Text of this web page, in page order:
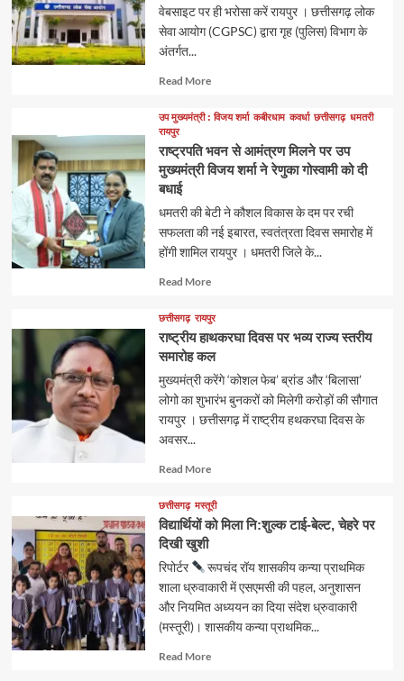
वेबसाइट पर ही भरोसा करें रायपुर । छत्तीसगढ़ लोक
सेवा आयोग (CGPSC) द्वारा गृह (पुलिस) विभाग के
अंतर्गत...
Read MoreRead
about
उप मुख्यमंत्री : विजय शर्मा कबीरधाम कवर्धा छत्तीसगढ़ धमतरी
रायपुर
राष्ट्रपति भवन से आमंत्रण मिलने पर उप
मुख्यमंत्री विजय शर्मा ने रेणुका गोस्वामी को दी
बधाई
धमतरी की बेटी ने कौशल विकास के दम पर रची
सफलता की नई इबारत, स्वतंत्रता दिवस समारोह में
होंगी शामिल रायपुर । धमतरी जिले के...
Read MoreRead
about
छत्तीसगढ़ रायपुर
राष्ट्रीय हाथकरघा दिवस पर भव्य राज्य स्तरीय
समारोह कल
मुख्यमंत्री करेंगे ‘कोशल फेब’ ब्रांड और ‘बिलासा’
लोगो का शुभारंभ बुनकरों को मिलेगी करोड़ों की सौगात
रायपुर । छत्तीसगढ़ में राष्ट्रीय हथकरघा दिवस के
अवसर...
Read MoreRead
about
छत्तीसगढ़ मस्तूरी
विद्यार्थियों को मिला नि:शुल्क टाई-बेल्ट, चेहरे पर
दिखी खुशी
रिपोर्टर
रूपचंद रॉय शासकीय कन्या प्राथमिक
शाला ध्रुवाकारी में एसएमसी की पहल, अनुशासन
और नियमित अध्ययन का दिया संदेश ध्रुवाकारी
(मस्तूरी)। शासकीय कन्या प्राथमिक...
Read MoreRead